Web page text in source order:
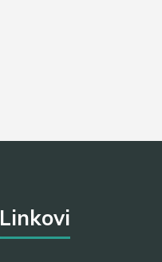
Linkovi